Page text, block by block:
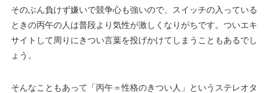
そのぶん負けず嫌いで競争心も強いので、スイッチの入っている
ときの丙午の人は普段より気性が激しくなりがちです。ついエキ
サイトして周りにきつい言葉を投げかけてしまうこともあるでし
ょう。
そんなこともあって「丙午＝性格のきつい人」というステレオタ